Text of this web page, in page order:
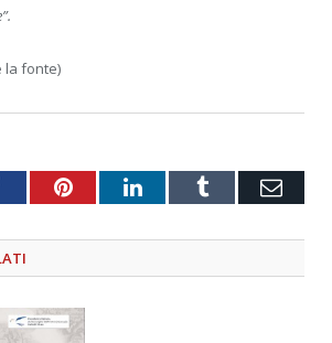
la fonte)
PinterestLinkedInTumblr